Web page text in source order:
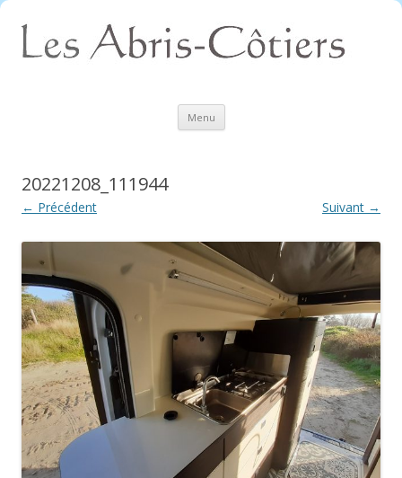
Menu Aller
contenu
20221208_111944
← Précédent Suivant →